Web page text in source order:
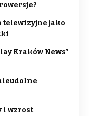
telewizyjne jako
Kraków News”
i wzrost